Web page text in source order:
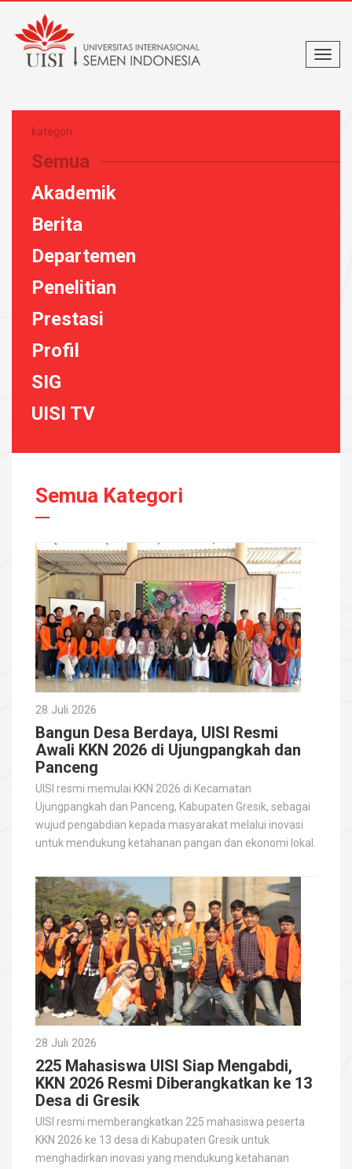
kategori
Semua
Akademik
Berita
Departemen
Penelitian
Prestasi
Profil
SIG
UISI TV
Semua Kategori
28 Juli 2026
Bangun Desa Berdaya, UISI Resmi
Awali KKN 2026 di Ujungpangkah dan
Panceng
UISI resmi memulai KKN 2026 di Kecamatan
Ujungpangkah dan Panceng, Kabupaten Gresik, sebagai
wujud pengabdian kepada masyarakat melalui inovasi
untuk mendukung ketahanan pangan dan ekonomi lokal.
28 Juli 2026
225 Mahasiswa UISI Siap Mengabdi,
KKN 2026 Resmi Diberangkatkan ke 13
Desa di Gresik
UISI resmi memberangkatkan 225 mahasiswa peserta
KKN 2026 ke 13 desa di Kabupaten Gresik untuk
menghadirkan inovasi yang mendukung ketahanan